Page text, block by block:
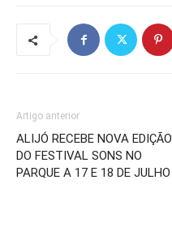
Artigo anterior
ALIJÓ RECEBE NOVA EDIÇÃO
DO FESTIVAL SONS NO
PARQUE A 17 E 18 DE JULHO